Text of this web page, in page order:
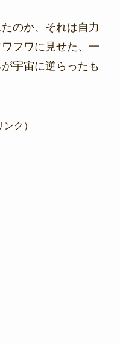
のか、それは自力
フワに見せた、一
宇宙に逆らったも
ク）